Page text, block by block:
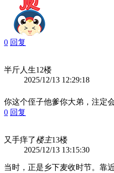
0 回复
半斤人生12楼
2025/12/13 12:29:18
你这个侄子他爹你大弟，注定
0 回复
又手痒了楼主13楼
2025/12/13 13:15:30
当时，正是乡下麦收时节。靠